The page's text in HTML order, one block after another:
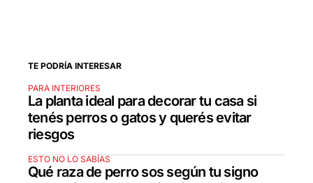
TE PODRÍA INTERESAR
PARA INTERIORES
La planta ideal para decorar tu casa si
tenés perros o gatos y querés evitar
riesgos
ESTO NO LO SABÍAS
Qué raza de perro sos según tu signo